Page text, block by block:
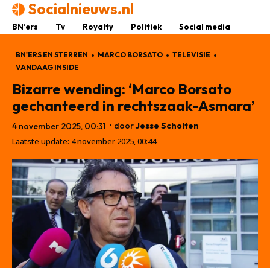
Socialnieuws.nl
BN’ers Tv Royalty Politiek Social media
BN'ERS EN STERREN MARCO BORSATO
TELEVISIE
VANDAAG INSIDE
Bizarre wending: ‘Marco Borsato
gechanteerd in rechtszaak-Asmara’
4 november 2025, 00:31 • doorJesse Scholten
Laatste update: 4 november 2025, 00:44